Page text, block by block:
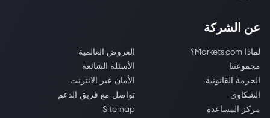
عن الشركة
لماذا Markets.com؟
العروض العالمية
مجموعتنا
الأسئلة الشائعة
الحزمة القانونية
الأمان عبر الانترنت
الشكاوى
تواصل مع فريق الدعم
مركز المساعدة
Sitemap